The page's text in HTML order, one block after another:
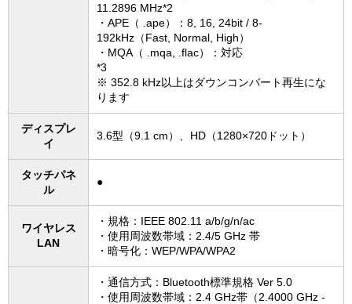
11.2896 MHz*2
・APE（ .ape）：8, 16, 24bit / 8-
192kHz（Fast, Normal, High）
・MQA（ .mqa, .flac）：対応
*3
※ 352.8 kHz以上はダウンコンバート再生にな
ります
ディスプレ
イ
3.6型（9.1 cm）、HD（1280×720ドット）
タッチパネ
ル
●
ワイヤレス
LAN
・規格：IEEE 802.11 a/b/g/n/ac
・使用周波数帯域：2.4/5 GHz 帯
・暗号化：WEP/WPA/WPA2
・通信方式：Bluetooth標準規格 Ver 5.0
・使用周波数帯域：2.4 GHz帯（2.4000 GHz -